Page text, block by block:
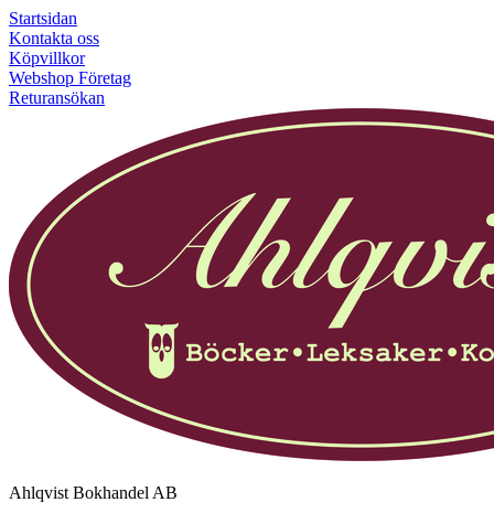
Startsidan
Kontakta oss
Köpvillkor
Webshop Företag
Returansökan
Ahlqvist Bokhandel AB